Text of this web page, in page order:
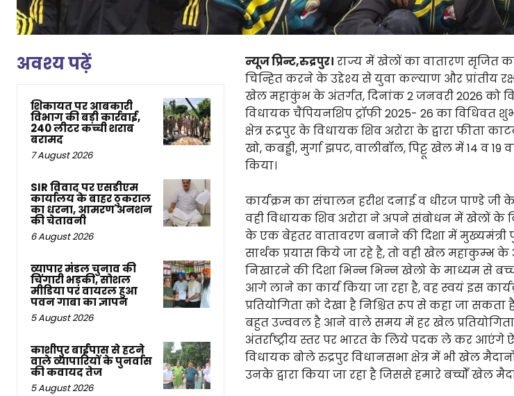
अवश्य पढ़ें
शिकायत पर आबकारी
विभाग की बड़ी कार्रवाई,
240 लीटर कच्ची शराब
बरामद
7 August 2026
SIR विवाद पर एसडीएम
कार्यालय के बाहर ठुकराल
का धरना, आमरण अनशन
की चेतावनी
6 August 2026
व्यापार मंडल चुनाव की
चिंगारी भड़की, सोशल
मीडिया पर वायरल हुआ
पवन गाबा का ज्ञापन
5 August 2026
काशीपुर बाईपास से हटने
वाले व्यापारियों के पुनर्वास
की कवायद तेज
5 August 2026
न्यूज प्रिन्ट,रुद्रपुर। राज्य में खेलों का वातारण सृजित
चिन्हित करने के उद्देश्य से युवा कल्याण और प्रांतीय
खेल महाकुंभ के अंतर्गत, दिनांक 2 जनवरी 2026 को
विधायक चैंपियनशिप ट्रॉफी 2025- 26 का विधिवत
क्षेत्र रूद्रपुर के विधायक शिव अरोरा के द्वारा फीता
खो, कबड्डी, मुर्गा झपट, वालीबॉल, पिट्टू खेल में 14 व 19
किया।
कार्यक्रम का संचालन हरीश दनाई व धीरज पाण्डे जी के
वही विधायक शिव अरोरा ने अपने संबोधन में खेलों के
के एक बेहतर वातावरण बनाने की दिशा में मुख्यमंत्री
सार्थक प्रयास किये जा रहे है, तो वही खेल महाकुम्भ के
निखारने की दिशा भिन्न भिन्न खेलो के माध्यम से
आगे लाने का कार्य किया जा रहा है, वह स्वयं इस
प्रतियोगिता क़ो देखा है निश्चित रूप से कहा जा
बहुत उज्ववल है आने वाले समय में हर खेल प्रतियोगिता
अंतर्राष्ट्रीय स्तर पर भारत के लिये पदक ले कर आएंगे
विधायक बोले रुद्रपुर विधानसभा क्षेत्र में भी खेल
उनके द्वारा किया जा रहा है जिससे हमारे बच्चोँ खेल